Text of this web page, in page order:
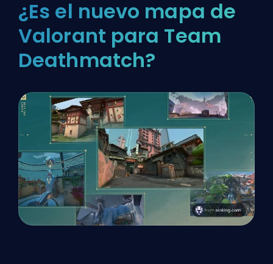
¿Es el nuevo mapa de
Valorant para Team
Deathmatch?